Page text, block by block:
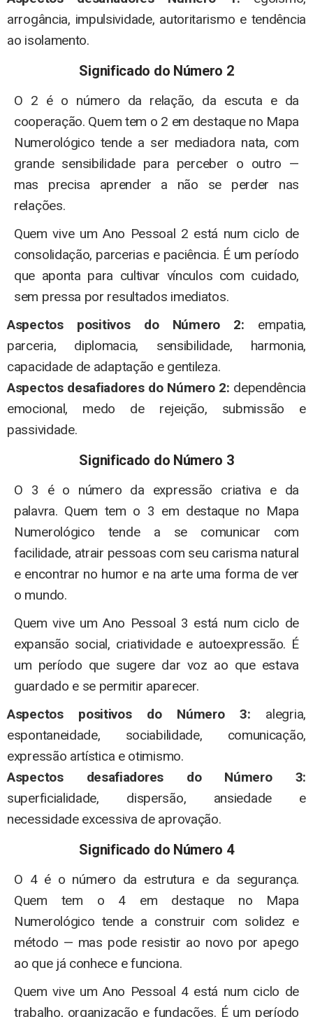
arrogância, impulsividade, autoritarismo e tendência
ao isolamento.
Significado do Número 2
O 2 é o número da relação, da escuta e da
cooperação. Quem tem o 2 em destaque no Mapa
Numerológico tende a ser mediadora nata, com
grande sensibilidade para perceber o outro —
mas precisa aprender a não se perder nas
relações.
Quem vive um Ano Pessoal 2 está num ciclo de
consolidação, parcerias e paciência. É um período
que aponta para cultivar vínculos com cuidado,
sem pressa por resultados imediatos.
Aspectos positivos do Número 2: empatia,
parceria, diplomacia, sensibilidade, harmonia,
capacidade de adaptação e gentileza.
Aspectos desafiadores do Número 2: dependência
emocional, medo de rejeição, submissão e
passividade.
Significado do Número 3
O 3 é o número da expressão criativa e da
palavra. Quem tem o 3 em destaque no Mapa
Numerológico tende a se comunicar com
facilidade, atrair pessoas com seu carisma natural
e encontrar no humor e na arte uma forma de ver
o mundo.
Quem vive um Ano Pessoal 3 está num ciclo de
expansão social, criatividade e autoexpressão. É
um período que sugere dar voz ao que estava
guardado e se permitir aparecer.
Aspectos positivos do Número 3: alegria,
espontaneidade, sociabilidade, comunicação,
expressão artística e otimismo.
Aspectos desafiadores do Número 3:
superficialidade, dispersão, ansiedade e
necessidade excessiva de aprovação.
Significado do Número 4
O 4 é o número da estrutura e da segurança.
Quem tem o 4 em destaque no Mapa
Numerológico tende a construir com solidez e
método — mas pode resistir ao novo por apego
ao que já conhece e funciona.
Quem vive um Ano Pessoal 4 está num ciclo de
trabalho, organização e fundações. É um período